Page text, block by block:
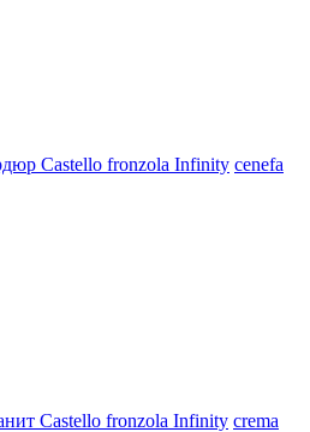
cenefa
crema